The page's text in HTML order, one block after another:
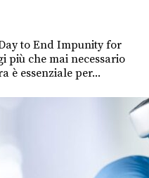
to End Impunity for
più che mai necessario
è essenziale per...